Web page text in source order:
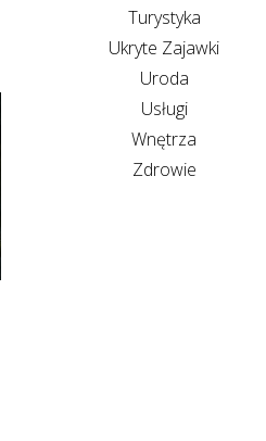
Turystyka
Ukryte Zajawki
Uroda
Usługi
Wnętrza
Zdrowie